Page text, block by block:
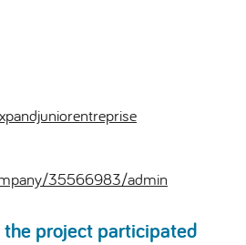
35566983/admin
the project participated